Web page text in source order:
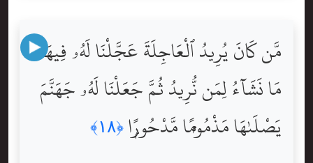
مَّن كَانَ يُرِيدُ ٱلْعَاجِلَةَ عَجَّلْنَا لَهُۥ فِيهَا
مَا نَشَآءُ لِمَن نُّرِيدُ ثُمَّ جَعَلْنَا لَهُۥ جَهَنَّمَ
يَصْلَىٰهَا مَذْمُومًۭا مَّدْحُورًۭا ﴿١٨﴾